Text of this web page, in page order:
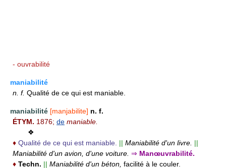
- ouvrabilité
maniabilité
n. f. Qualité de ce qui est maniable.
maniabilité [manjabilite] n. f.
ÉTYM. 1876; de maniable.
❖
♦ Qualité de ce qui est maniable. || Maniabilité d'un livre. ||
Maniabilité d'un avion, d'une voiture. ⇒ Manœuvrabilité.
♦ Techn. || Maniabilité d'un béton, facilité à le couler.